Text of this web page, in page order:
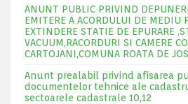
ANUNT PUBLIC PRIVIND
EMITERE A ACORDULUI DE MEDIU
EXTINDERE STATIE DE EPURARE
VACUUM,RACORDURI SI CAMERE
CARTOJANI,COMUNA ROATA DE
Anunt prealabil privind afisarea
documentelor tehnice ale
sectoarele cadastrale 10,12